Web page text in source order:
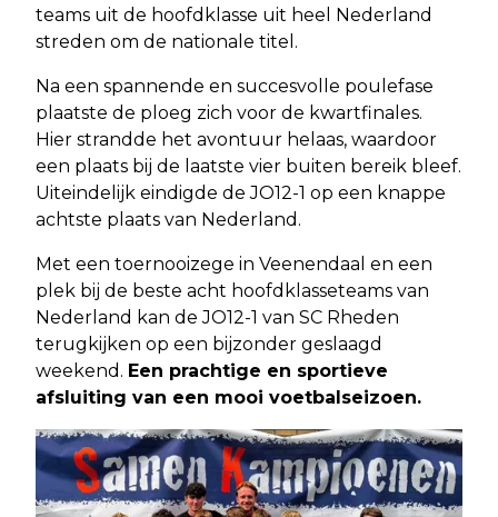
teams uit de hoofdklasse uit heel Nederland
streden om de nationale titel.
Na een spannende en succesvolle poulefase
plaatste de ploeg zich voor de kwartfinales.
Hier strandde het avontuur helaas, waardoor
een plaats bij de laatste vier buiten bereik bleef.
Uiteindelijk eindigde de JO12-1 op een knappe
achtste plaats van Nederland.
Met een toernooizege in Veenendaal en een
plek bij de beste acht hoofdklasseteams van
Nederland kan de JO12-1 van SC Rheden
terugkijken op een bijzonder geslaagd
weekend. Een prachtige en sportieve
afsluiting van een mooi voetbalseizoen.